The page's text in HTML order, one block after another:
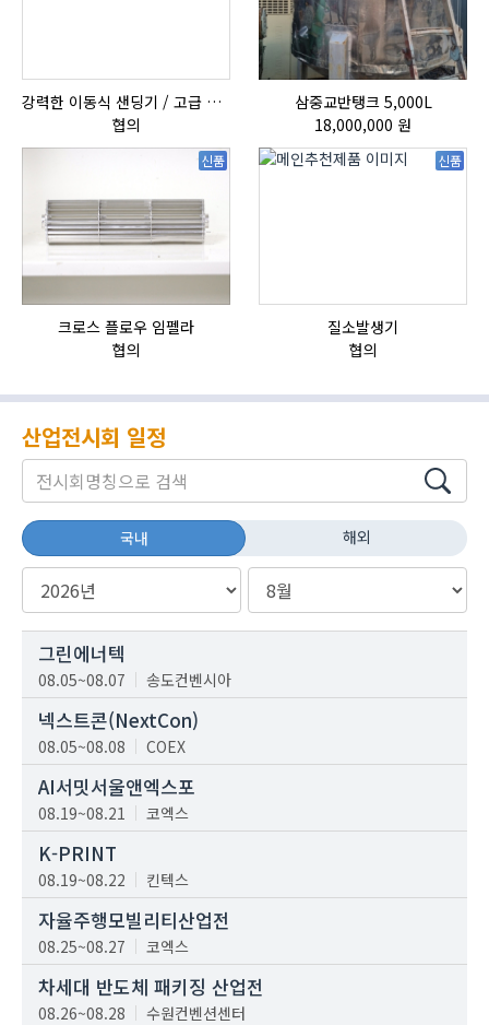
강력한 이동식 샌딩기 / 고급 이태리 IBIX샌드블라스터
협의
삼중교반탱크 5,000L
18,000,000 원
신품
크로스 플로우 임펠라
협의
신품
질소발생기
협의
산업전시회 일정
국내 해외
그린에너텍
08.05~08.07 송도컨벤시아
넥스트콘(NextCon)
08.05~08.08 COEX
AI서밋서울앤엑스포
08.19~08.21 코엑스
K-PRINT
08.19~08.22 킨텍스
자율주행모빌리티산업전
08.25~08.27 코엑스
차세대 반도체 패키징 산업전
08.26~08.28 수원컨벤션센터